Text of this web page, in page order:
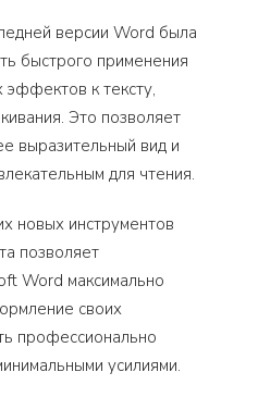
версии Word была
быстрого применения
эффектов к тексту,
Это позволяет
выразительный вид и
для чтения.
новых инструментов
позволяет
Word максимально
своих
профессионально
усилиями.